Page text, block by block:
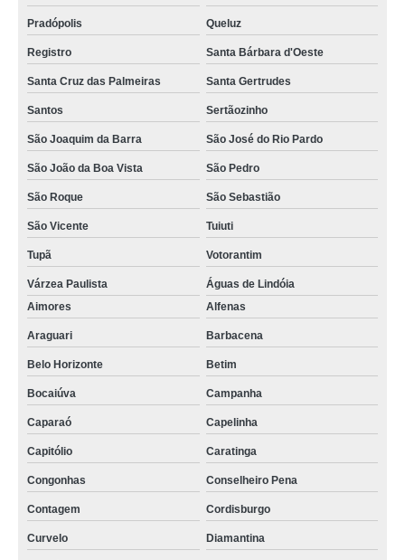
Pradópolis Queluz
Registro Santa Bárbara d'Oeste
Santa Cruz das Palmeiras Santa Gertrudes
Santos Sertãozinho
São Joaquim da Barra São José do Rio Pardo
São João da Boa Vista São Pedro
São Roque São Sebastião
São Vicente Tuiuti
Tupã Votorantim
Várzea Paulista
Águas de Lindóia
Aimores
Alfenas
Araguari Barbacena
Belo Horizonte Betim
Bocaiúva Campanha
Caparaó Capelinha
Capitólio Caratinga
Congonhas Conselheiro Pena
Contagem Cordisburgo
Curvelo Diamantina